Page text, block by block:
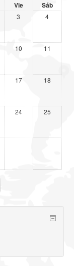
Vie Sáb
3 4
10 11
17 18
24 25